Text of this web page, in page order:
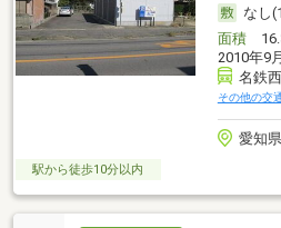
なし
面積
2010年9
名鉄
その他の交
愛知
駅から徒歩10分以内